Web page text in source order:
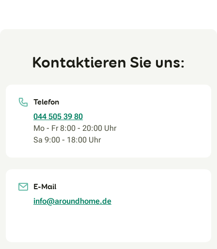
Kontaktieren Sie uns:
Telefon
044 505 39 80
Mo - Fr 8:00 - 20:00 Uhr
Sa 9:00 - 18:00 Uhr
E-Mail
info@aroundhome.de